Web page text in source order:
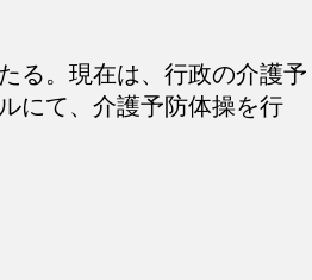
る。現在は、行政の介護予
にて、介護予防体操を行